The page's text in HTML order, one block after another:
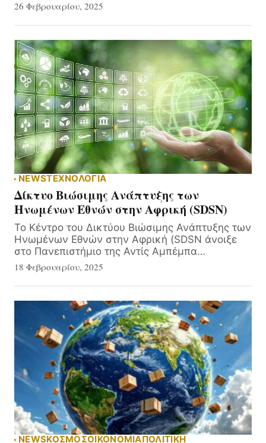
26 Φεβρουαρίου, 2025
NEWSΤΕΧΝΟΛΟΓΙΑ
Δίκτυο Βιώσιμης Ανάπτυξης των
Ηνωμένων Εθνών στην Αφρική (SDSN)
Το Κέντρο του Δικτύου Βιώσιμης Ανάπτυξης των
Ηνωμένων Εθνών στην Αφρική (SDSN άνοιξε
στο Πανεπιστήμιο της Αντίς Αμπέμπα…
18 Φεβρουαρίου, 2025
NEWSΚΟΣΜΟΣΟΙΚΟΝΟΜΙΑΠΟΛΙΤΙΚΗ